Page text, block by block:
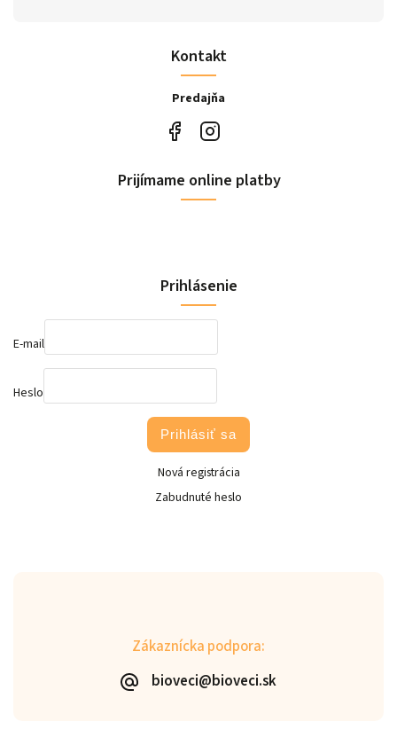
Zákaznícka podpora:
bioveci@bioveci.sk
Kontakt
Predajňa
Prijímame online platby
Prihlásenie
E-mail
Heslo
Prihlásiť sa
Nová registrácia
Zabudnuté heslo